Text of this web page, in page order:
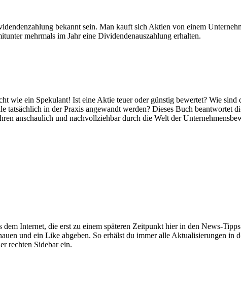
bekannt sein. Man kauft sich Aktien von einem
mehrmals im Jahr eine Dividendenauszahlung erhalten.
wie ein Spekulant! Ist eine Aktie teuer oder günstig bewertet? Wie sind
in der Praxis angewandt werden? Dieses Buch beantwortet
anschaulich und nachvollziehbar durch die Welt der
Internet, die erst zu einem späteren Zeitpunkt hier in den News-
und ein Like abgeben. So erhälst du immer alle Aktualisierungen in
rechten Sidebar ein.